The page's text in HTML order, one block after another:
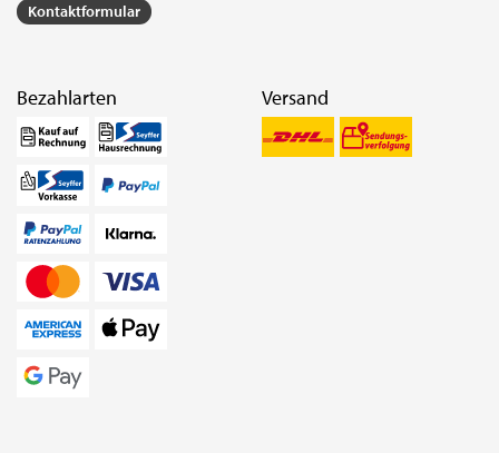
Kontaktformular
Bezahlarten Versand